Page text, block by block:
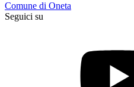
Comune di Oneta
Seguici su